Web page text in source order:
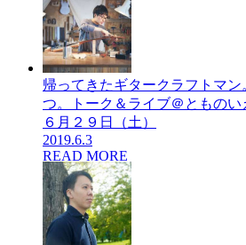
帰ってきたギタークラフトマ
つ。トーク＆ライブ＠とものい
６月２９日（土）
2019.6.3
READ MORE